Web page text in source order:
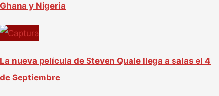
Ghana y Nigeria
La nueva película de Steven Quale llega a salas el 4
de Septiembre